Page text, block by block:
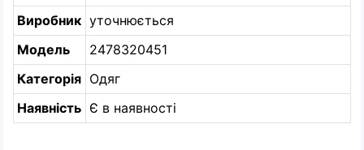
Виробник уточнюється
Модель
2478320451
Категорія Одяг
Наявність Є в наявності